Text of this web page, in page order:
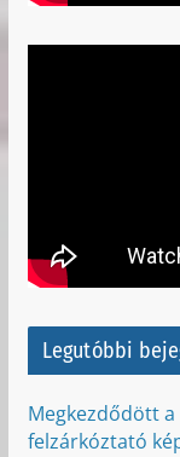
Legutóbbi
Megkezdődött
felzárkóztató